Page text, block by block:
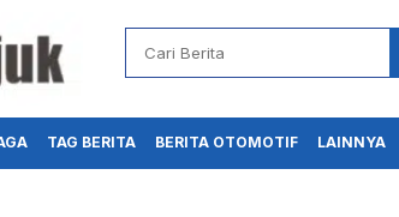
TAG BERITA BERITA OTOMOTIF LAINNYA